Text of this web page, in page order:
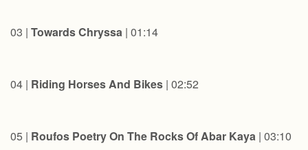
03 | Towards Chryssa | 01:14
04 | Riding Horses And Bikes | 02:52
05 | Roufos Poetry On The Rocks Of Abar Kaya | 03:10